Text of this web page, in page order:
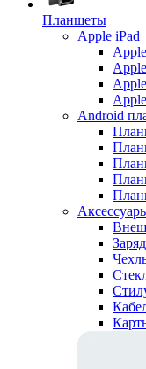
Планшеты
Apple iPad
Android